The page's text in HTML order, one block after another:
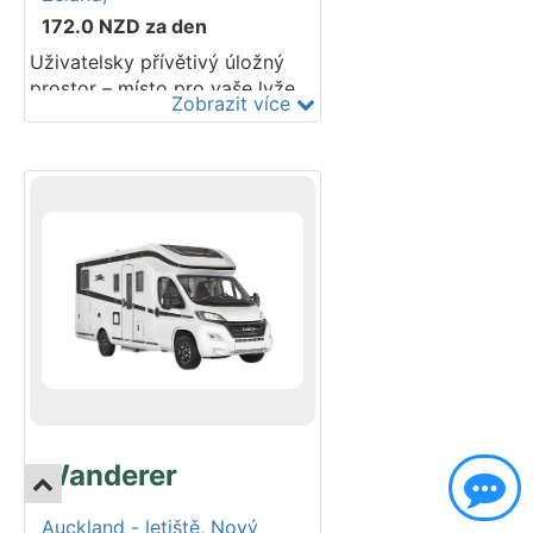
172.0 NZD za den
Uživatelsky přívětivý úložný
prostor – místo pro vaše lyže,
rybářské pruty, golfové hole a
postelí. Mikrovlnná trouba musí
kabině funguje na naftu.
Zahrnuje couvací kameru,
Bluetooth a USB porty. Některé
modely mají solární panel pro
dobíjení 12V baterie. Podvozek
Mercedes. Nejsou povoleny
Zobrazit více
Wanderer
Auckland - letiště, Nový